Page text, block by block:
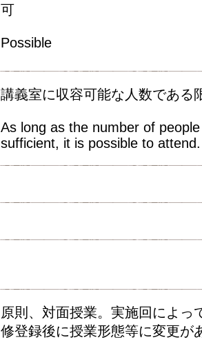
可
Possible
講義室に収容可能な人数である
As long as the number of
sufficient, it is possible to attend.
原則、対面授業。実施回によっ
修登録後に授業形態等に変更が